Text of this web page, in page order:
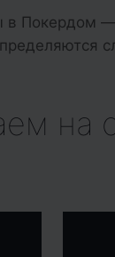
в Покердом
на